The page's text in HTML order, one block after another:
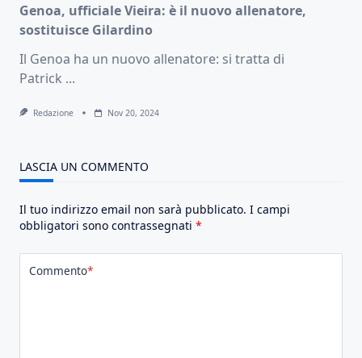
Genoa, ufficiale Vieira: è il nuovo allenatore,
sostituisce Gilardino
Il Genoa ha un nuovo allenatore: si tratta di
Patrick ...
Redazione Nov 20, 2024
LASCIA UN COMMENTO
Il tuo indirizzo email non sarà pubblicato. I campi
obbligatori sono contrassegnati *
Commento*